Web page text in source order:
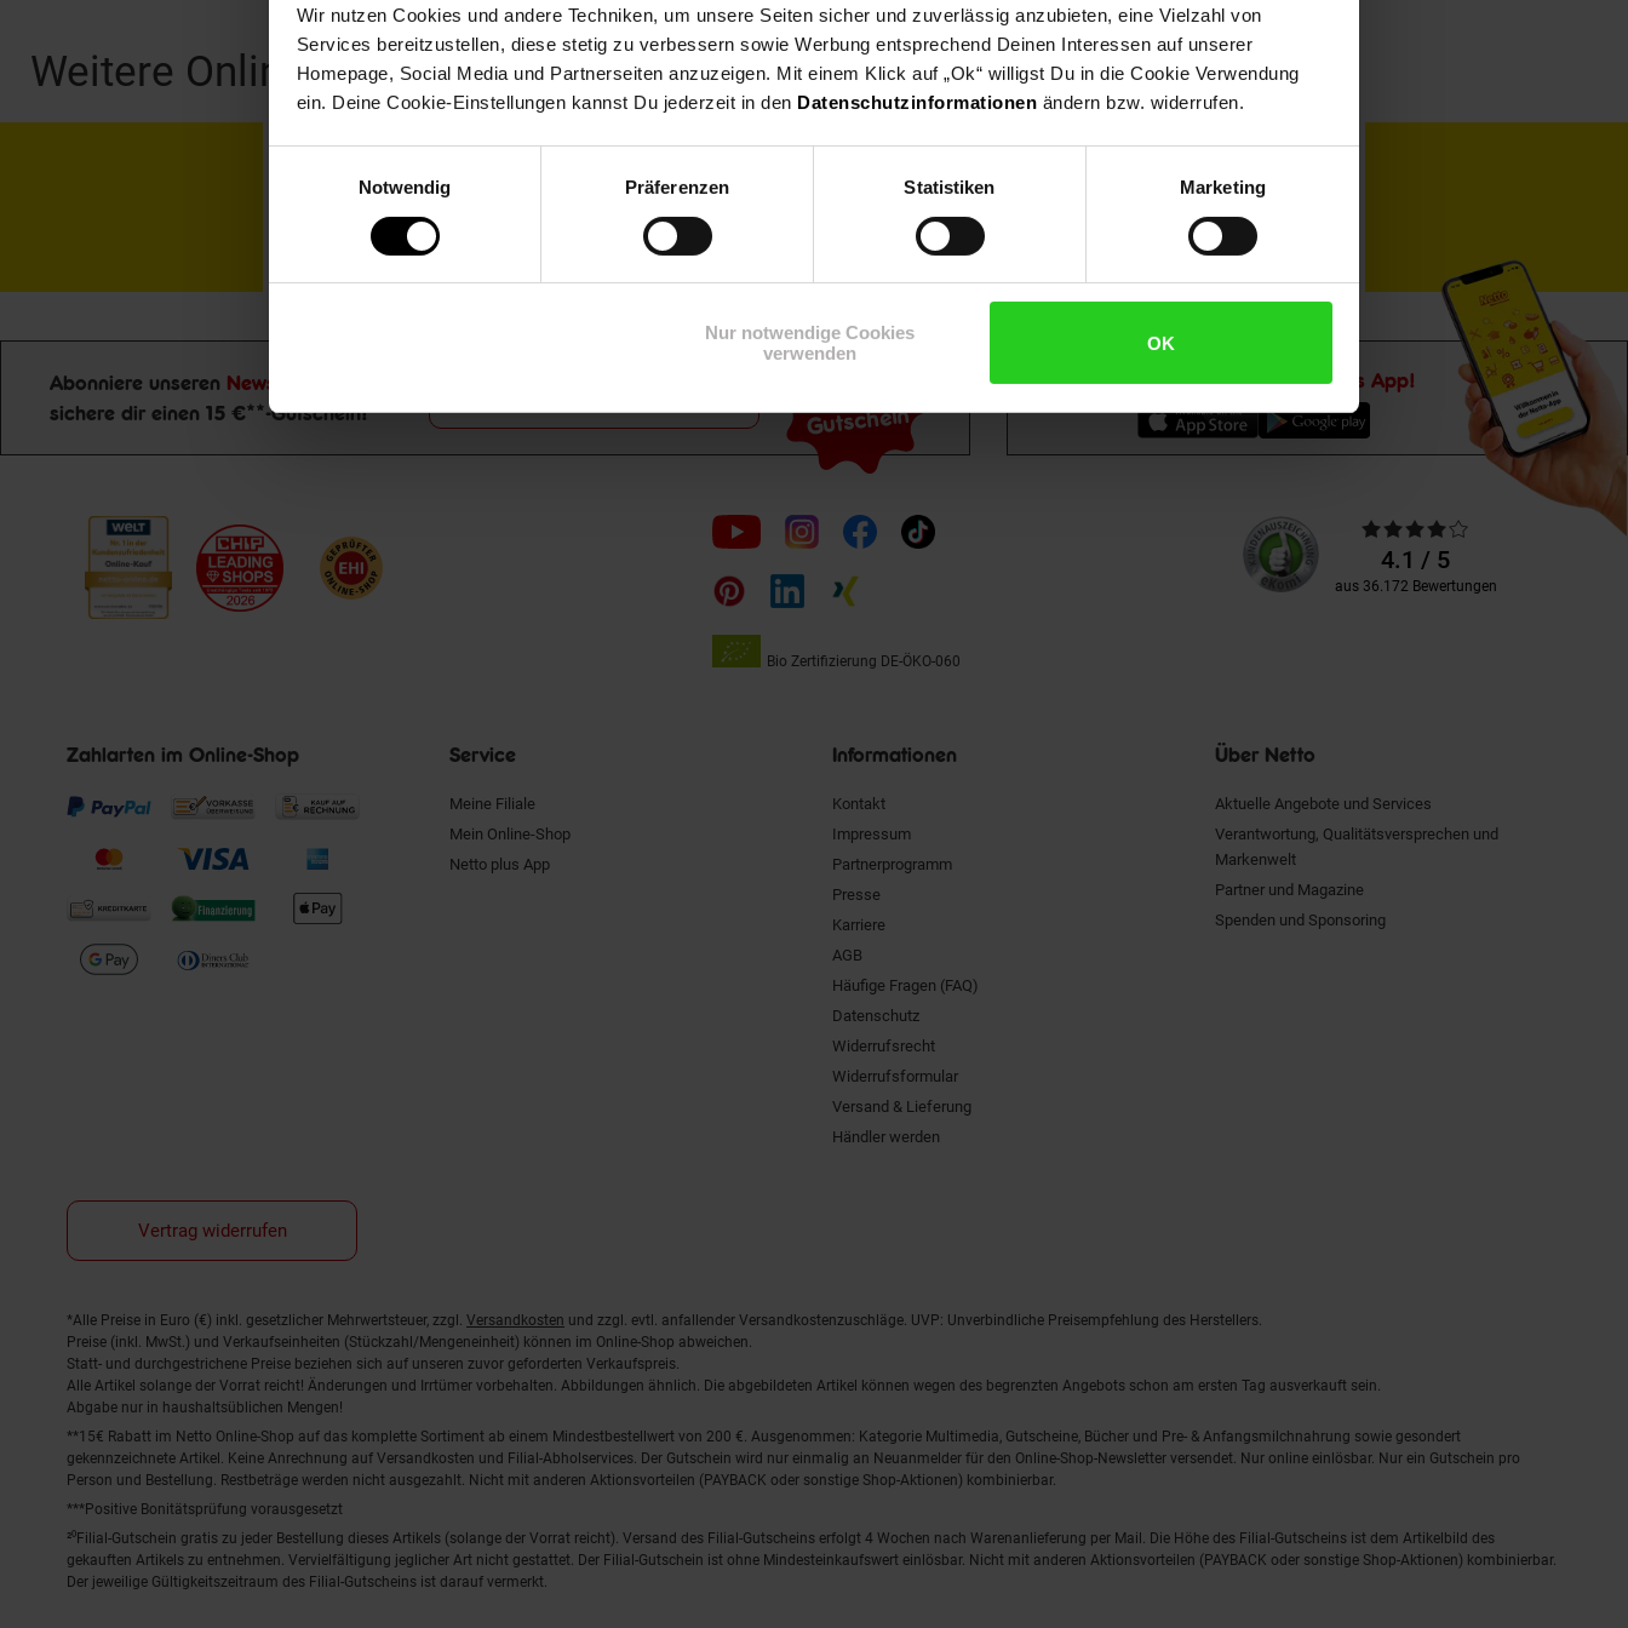
Wir nutzen Cookies und andere Techniken, um unsere Seiten sicher und zuverlässig anzubieten, eine Vielzahl von
Services bereitzustellen, diese stetig zu verbessern sowie Werbung entsprechend Deinen Interessen auf unserer
Homepage, Social Media und Partnerseiten anzuzeigen. Mit einem Klick auf „Ok“ willigst Du in die Cookie Verwendung
ein. Deine Cookie-Einstellungen kannst Du jederzeit in den Datenschutzinformationen ändern bzw. widerrufen.
Notwendig
Präferenzen Statistiken Marketing
Nur notwendige Cookies
verwenden
OK
Weitere Online-Angebote
Netto Reisen TV-Shop Weinwelt Rezeptwelt NettoKOM Karriere
Newsletter Anmeldung
Abonniere unseren Newsletter
sichere dir einen 15 €**-Gutschein!
Gutschein
Downloade dieNetto plus App!
Folge
uns
auf
Bio Zertifizierung DE-ÖKO-060
Unsere
Kundenbewertungen
Durchschnittliche
Bewertungen4.1 / 5
aus 36.172 Bewertungen
Zahlarten im Online-Shop Service
Meine Filiale
Mein Online-Shop
Netto plus App
Informationen
Kontakt
Impressum
Partnerprogramm
Presse
Karriere
AGB
Häufige Fragen (FAQ)
Datenschutz
Widerrufsrecht
Widerrufsformular
Versand & Lieferung
Händler werden
Über Netto
Aktuelle Angebote und Services
Verantwortung, Qualitätsversprechen und
Markenwelt
Partner und Magazine
Spenden und Sponsoring
Vertrag widerrufen
Fußnoten
*Alle Preise in Euro (€) inkl. gesetzlicher Mehrwertsteuer, zzgl. Versandkosten und zzgl. evtl. anfallender Versandkostenzuschläge. UVP: Unverbindliche Preisempfehlung des Herstellers.
Preise (inkl. MwSt.) und Verkaufseinheiten (Stückzahl/Mengeneinheit) können im Online-Shop abweichen.
Statt- und durchgestrichene Preise beziehen sich auf unseren zuvor geforderten Verkaufspreis.
Alle Artikel solange der Vorrat reicht! Änderungen und Irrtümer vorbehalten. Abbildungen ähnlich. Die abgebildeten Artikel können wegen des begrenzten Angebots schon am ersten Tag ausverkauft sein.
Abgabe nur in haushaltsüblichen Mengen!
**15€ Rabatt im Netto Online-Shop auf das komplette Sortiment ab einem Mindestbestellwert von 200 €. Ausgenommen: Kategorie Multimedia, Gutscheine, Bücher und Pre- & Anfangsmilchnahrung sowie gesondert
gekennzeichnete Artikel. Keine Anrechnung auf Versandkosten und Filial-Abholservices. Der Gutschein wird nur einmalig an Neuanmelder für den Online-Shop-Newsletter versendet. Nur online einlösbar. Nur ein Gutschein pro
Person und Bestellung. Restbeträge werden nicht ausgezahlt. Nicht mit anderen Aktionsvorteilen (PAYBACK oder sonstige Shop-Aktionen) kombinierbar.
***Positive Bonitätsprüfung vorausgesetzt
²⁰Filial-Gutschein gratis zu jeder Bestellung dieses Artikels (solange der Vorrat reicht). Versand des Filial-Gutscheins erfolgt 4 Wochen nach Warenanlieferung per Mail. Die Höhe des Filial-Gutscheins ist dem Artikelbild des
gekauften Artikels zu entnehmen. Vervielfältigung jeglicher Art nicht gestattet. Der Filial-Gutschein ist ohne Mindesteinkaufswert einlösbar. Nicht mit anderen Aktionsvorteilen (PAYBACK oder sonstige Shop-Aktionen) kombinierbar.
Der jeweilige Gültigkeitszeitraum des Filial-Gutscheins ist darauf vermerkt.